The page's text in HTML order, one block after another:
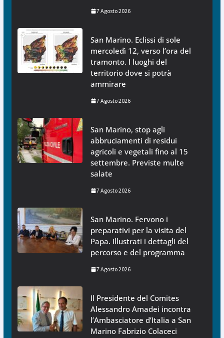
7 Agosto 2026
San Marino. Eclissi di sole
mercoledì 12, verso l’ora del
tramonto. I luoghi del
territorio dove si potrà
ammirare
7 Agosto 2026
San Marino, stop agli
abbruciamenti di residui
agricoli e vegetali fino al 15
settembre. Previste multe
salate
7 Agosto 2026
San Marino. Fervono i
preparativi per la visita del
Papa. Illustrati i dettagli del
percorso e del programma
7 Agosto 2026
Il Presidente del Comites
Alessandro Amadei incontra
l’Ambasciatore d’Italia a San
Marino Fabrizio Colaceci